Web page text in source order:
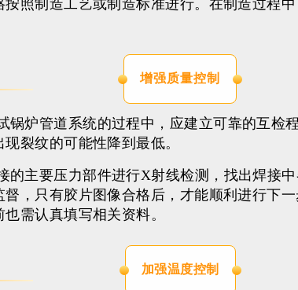
照制造工艺或制造标准进行。在制造过程
增强质量控制
炉管道系统的过程中，应建立可靠的互检
裂纹的可能性降到最低。
主要压力部件进行X射线检测，找出焊接
，只有胶片图像合格后，才能顺利进行下
需认真填写相关资料。
加强温度控制